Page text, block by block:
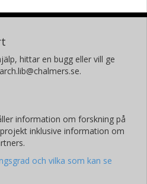
hittar en bugg eller vill ge
information om forskning på
inklusive information om
och vilka som kan se